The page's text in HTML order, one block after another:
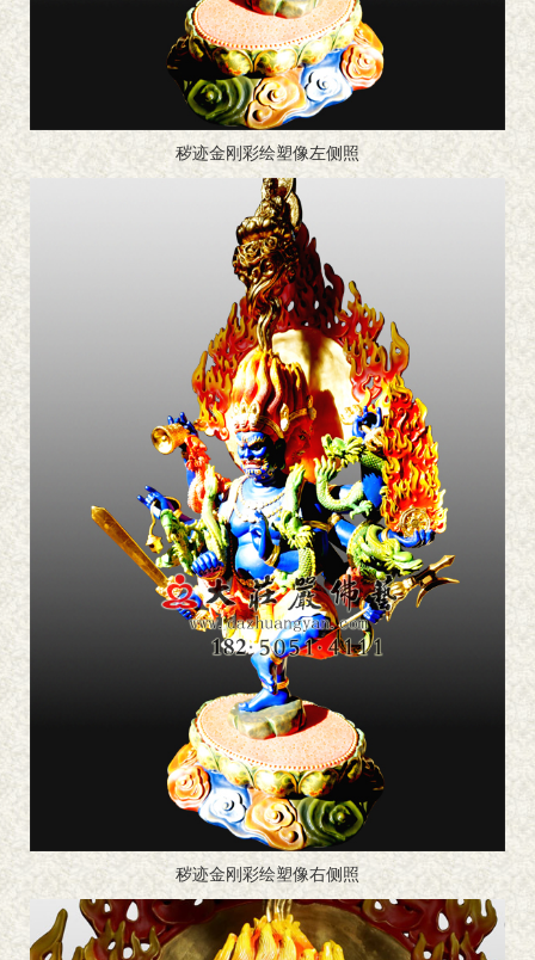
秽迹金刚彩绘塑像左侧照
秽迹金刚彩绘塑像右侧照